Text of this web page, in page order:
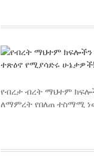
የብረታ ብረት ማህተም
ለማምረት የበለጠ ተስማሚ